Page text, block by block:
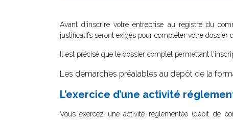
Avant d’inscrire votre entreprise au registre du
justificatifs seront exigés pour compléter votre dossier
Il est précisé que le dossier complet permettant
Les démarches préalables au dépôt de la
L’exercice d’une activité
Vous exercez une activité réglementée (débit de